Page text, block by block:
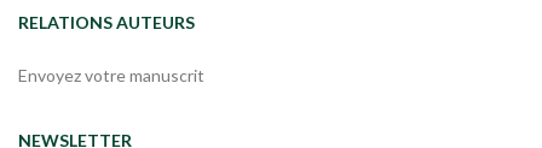
RELATIONS AUTEURS
Envoyez votre manuscrit
NEWSLETTER